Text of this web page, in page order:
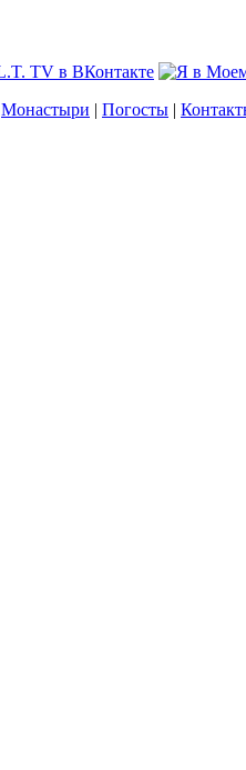
Монастыри | Погосты |